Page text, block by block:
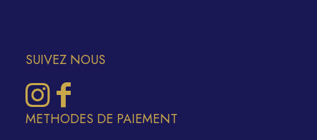
SUIVEZ NOUS
METHODES DE PAIEMENT